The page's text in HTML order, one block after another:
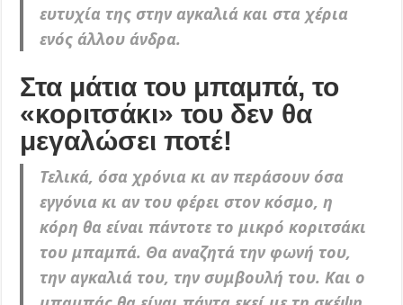
ευτυχία της στην αγκαλιά και στα χέρια
ενός άλλου άνδρα.
Στα μάτια του μπαμπά, το
«κοριτσάκι» του δεν θα
μεγαλώσει ποτέ!
Τελικά, όσα χρόνια κι αν περάσουν όσα
εγγόνια κι αν του φέρει στον κόσμο, η
κόρη θα είναι πάντοτε το μικρό κοριτσάκι
του μπαμπά. Θα αναζητά την φωνή του,
την αγκαλιά του, την συμβουλή του. Και ο